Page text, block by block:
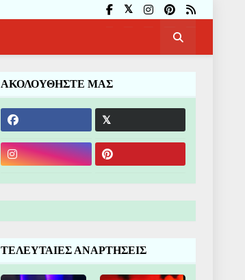
ΑΚΟΛΟΥΘΗΣΤΕ ΜΑΣ
ΤΕΛΕΥΤΑΙΕΣ ΑΝΑΡΤΗΣΕΙΣ